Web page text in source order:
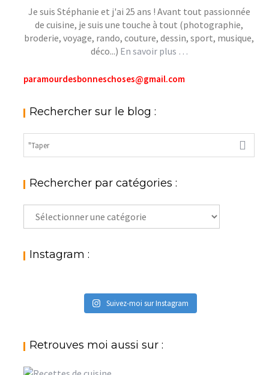
Je suis Stéphanie et j'ai 25 ans ! Avant tout passionnée
de cuisine, je suis une touche à tout (photographie,
broderie, voyage, rando, couture, dessin, sport, musique,
déco...) En savoir plus …
paramourdesbonneschoses@gmail.com
Rechercher sur le blog :
Rechercher par catégories :
Rechercher
par
: Instagram :
Suivez-moi sur Instagram
Retrouves moi aussi sur :